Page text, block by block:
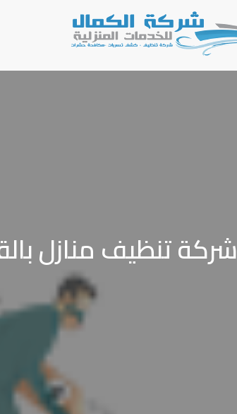
شركة تنظيف منازل بالقريات 0543966267 تنظيف فلل